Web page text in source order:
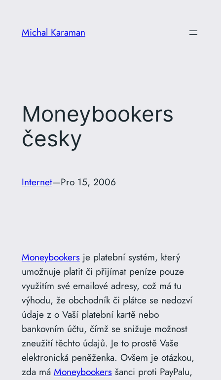
obsahMichal Karaman
Moneybookers
česky
Internet—Pro 15, 2006
Moneybookersje platební systém, který
umožnuje platit či přijímat peníze pouze
využitím své emailové adresy, což má tu
výhodu, že obchodník či plátce se nedozví
údaje z o Vaší platební kartě nebo
bankovním účtu, čímž se snižuje možnost
zneužití těchto údajů. Je to prostě Vaše
elektronická peněženka. Ovšem je otázkou,
zda má Moneybookersšanci proti PayPalu,